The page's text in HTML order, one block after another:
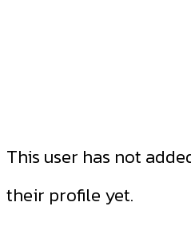
This user has not
their profile yet.